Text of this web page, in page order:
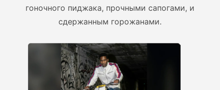
гоночного пиджака, прочными сапогами, и
сдержанным горожанами.